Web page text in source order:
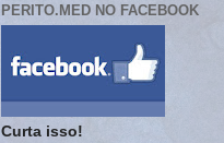
PERITO.MED NO FACEBOOK
Curta isso!